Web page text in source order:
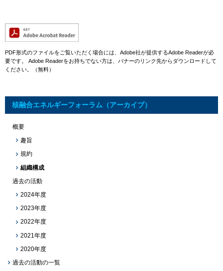
PDF形式のファイルをご覧いただく場合には、Adobe社が提供するAdobe Readerが必
要です。
Adobe Readerをお持ちでない方は、バナーのリンク先からダウンロードして
ください。（無料）
核融合エネルギーフォーラム（アーカイブ）
概要
趣旨
規約
組織構成
過去の活動
2024年度
2023年度
2022年度
2021年度
2020年度
過去の活動の一覧